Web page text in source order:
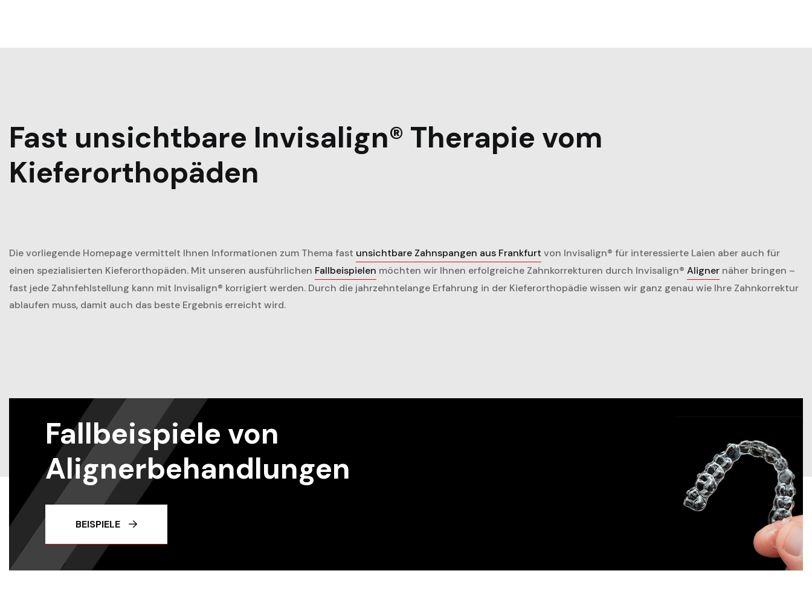
Fast unsichtbare Invisalign® Therapie vom
Kieferorthopäden
Die vorliegende Homepage vermittelt Ihnen Informationen zum Thema fast unsichtbare Zahnspangen aus Frankfurt von Invisalign® für interessierte Laien aber auch für
einen spezialisierten Kieferorthopäden. Mit unseren ausführlichen Fallbeispielen möchten wir Ihnen erfolgreiche Zahnkorrekturen durch Invisalign® Aligner näher bringen –
fast jede Zahnfehlstellung kann mit Invisalign® korrigiert werden. Durch die jahrzehntelange Erfahrung in der Kieferorthopädie wissen wir ganz genau wie Ihre Zahnkorrektur
ablaufen muss, damit auch das beste Ergebnis erreicht wird.
Fallbeispiele von
Alignerbehandlungen
BEISPIELE